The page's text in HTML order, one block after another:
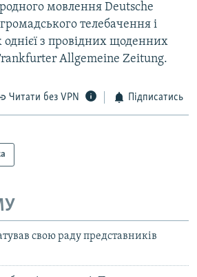
мовлення Deutsche
телебачення і
однієї з провідних щоденних
Allgemeine Zeitung.
Читати без VPN Підписатись
свою раду представників